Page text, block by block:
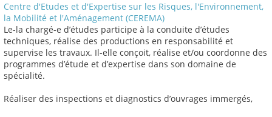
Centre d'Etudes et d'Expertise sur les Risques, l'Environnement,
la Mobilité et l'Aménagement (CEREMA)
Le-la chargé-e d’études participe à la conduite d’études
techniques, réalise des productions en responsabilité et
supervise les travaux. Il-elle conçoit, réalise et/ou coordonne des
programmes d’étude et d’expertise dans son domaine de
spécialité.
Réaliser des inspections et diagnostics d’ouvrages immergés,